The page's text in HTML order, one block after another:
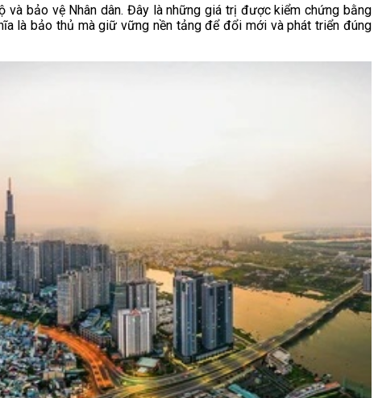
bảo vệ Nhân dân. Đây là những giá trị được kiểm chứng bằng
là bảo thủ mà giữ vững nền tảng để đổi mới và phát triển đúng